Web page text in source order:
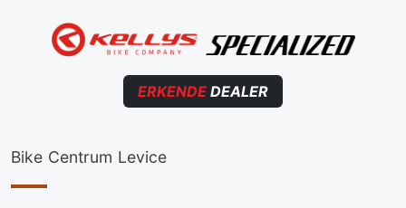
ERKENDEDEALER
Bike Centrum Levice